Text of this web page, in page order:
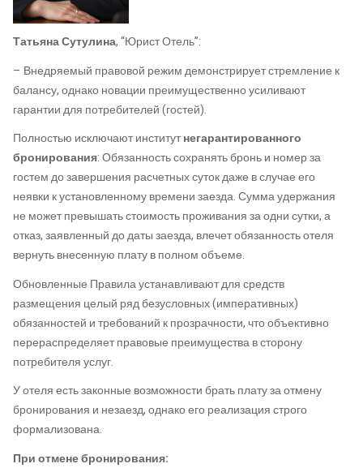
Татьяна Сутулина, “Юрист Отель”:
– Внедряемый правовой режим демонстрирует стремление к
балансу, однако новации преимущественно усиливают
гарантии для потребителей (гостей).
Полностью исключают институтнегарантированного
бронирования: Обязанность сохранять бронь и номер за
гостем до завершения расчетных суток даже в случае его
неявки к установленному времени заезда. Сумма удержания
не может превышать стоимость проживания за одни сутки, а
отказ, заявленный до даты заезда, влечет обязанность отеля
вернуть внесенную плату в полном объеме.
Обновленные Правила устанавливают для средств
размещения целый ряд безусловных (императивных)
обязанностей и требований к прозрачности, что объективно
перераспределяет правовые преимущества в сторону
потребителя услуг.
У отеля есть законные возможности брать плату за отмену
бронирования и незаезд, однако его реализация строго
формализована.
При отмене бронирования: